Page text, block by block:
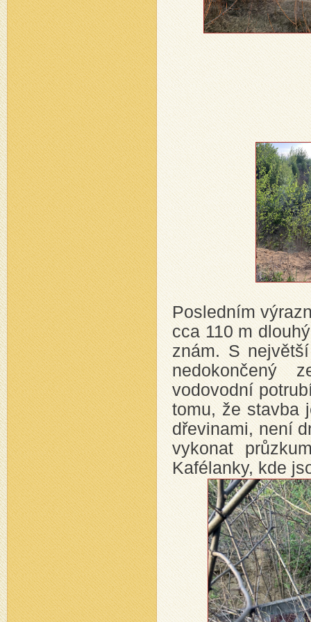
Posledním
cca 110 m
znám. S
nedokončený
vodovodní
tomu, že stavba
dřevinami, není
vykonat
Kafélanky, kde